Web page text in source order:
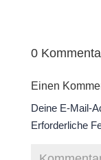
0
Einen
Deine E-Mail-
Erforderliche